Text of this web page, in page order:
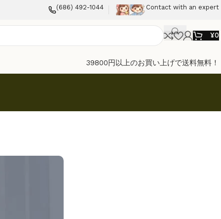
(686) 492-1044 Contact with an expert
¥0
39800円以上のお買い上げで送料無料！